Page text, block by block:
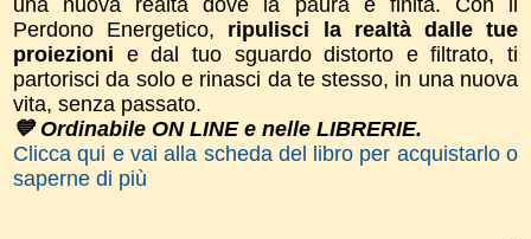
Perdono Energetico, ripulisci la realtà dalle tue
proiezioni e dal tuo sguardo distorto e filtrato, ti
partorisci da solo e rinasci da te stesso, in una nuova
vita, senza passato.
💙 Ordinabile ON LINE e nelle LIBRERIE.
Clicca qui e vai alla scheda del libro per acquistarlo o
saperne di più